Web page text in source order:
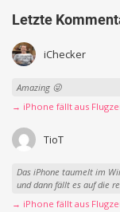
Letzte
iChecker
Amazing 😜
→ iPhone fällt aus
TioT
Das iPhone taumelt im
und dann fällt es auf die
→ iPhone fällt aus